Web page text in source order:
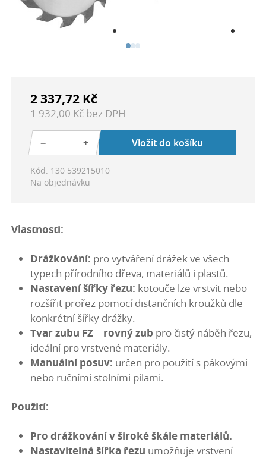
2 337,72 Kč
1 932,00 Kč bez DPH
− + Vložit do košíku
Kód: 130 539215010
Na objednávku
Vlastnosti:
Drážkování: pro vytváření drážek ve všech
typech přírodního dřeva, materiálů i plastů.
Nastavení šířky řezu: kotouče lze vrstvit nebo
rozšířit prořez pomocí distančních kroužků dle
konkrétní šířky drážky.
Tvar zubu FZ– rovný zub pro čistý náběh řezu,
ideální pro vrstvené materiály.
Manuální posuv: určen pro použití s pákovými
nebo ručními stolními pilami.
Použití:
Pro drážkování v široké škále materiálů.
Nastavitelná šířka řezu umožňuje vrstvení